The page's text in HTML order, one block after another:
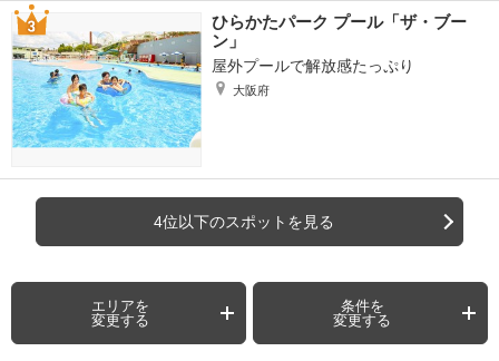
ひらかたパーク プール「ザ・ブー
ン」
屋外プールで解放感たっぷり
大阪府
4位以下のスポットを見る
エリアを
変更する
条件を
変更する